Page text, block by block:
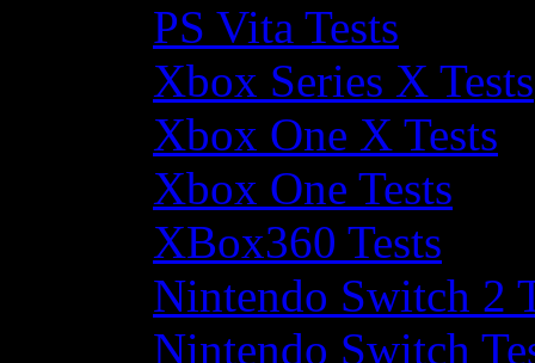
PS Vita Tests
Xbox Series X Tests
Xbox One X Tests
Xbox One Tests
XBox360 Tests
Nintendo Switch 2
Nintendo Switch